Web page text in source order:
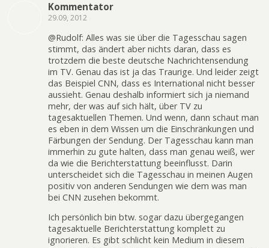
Kommentator
29.09, 2012
@Rudolf: Alles was sie über die Tagesschau sagen
stimmt, das ändert aber nichts daran, dass es
trotzdem die beste deutsche Nachrichtensendung
im TV. Genau das ist ja das Traurige. Und leider zeigt
das Beispiel CNN, dass es International nicht besser
aussieht. Genau deshalb informiert sich ja niemand
mehr, der was auf sich hält, über TV zu
tagesaktuellen Themen. Und wenn, dann schaut man
es eben in dem Wissen um die Einschränkungen und
Färbungen der Sendung. Der Tagesschau kann man
immerhin zu gute halten, dass man genau weiß, wer
da wie die Berichterstattung beeinflusst. Darin
unterscheidet sich die Tagesschau in meinen Augen
positiv von anderen Sendungen wie dem was man
bei CNN zusehen bekommt.
Ich persönlich bin btw. sogar dazu übergegangen
tagesaktuelle Berichterstattung komplett zu
ignorieren. Es gibt schlicht kein Medium in diesem